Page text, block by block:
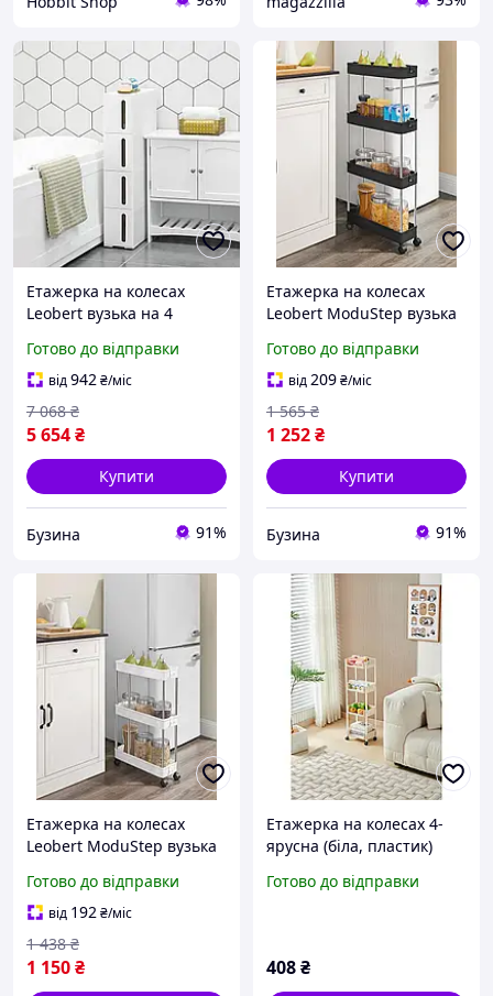
Етажерка на колесах
Leobert вузька на 4
Готово до відправки
від942₴/міс
5 654₴
7 068 ₴
Купити
Бузина 91%
Етажерка на колесах
Leobert ModuStep вузька
buzyna
Готово до відправки
від209₴/міс
1 252₴
1 565 ₴
Купити
Бузина 91%
Етажерка на колесах
Leobert ModuStep вузька
Готово до відправки
від 192₴/міс
1 150₴
1 438 ₴
Етажерка на колесах 4-
ярусна (біла, пластик)
Готово до відправки
408₴